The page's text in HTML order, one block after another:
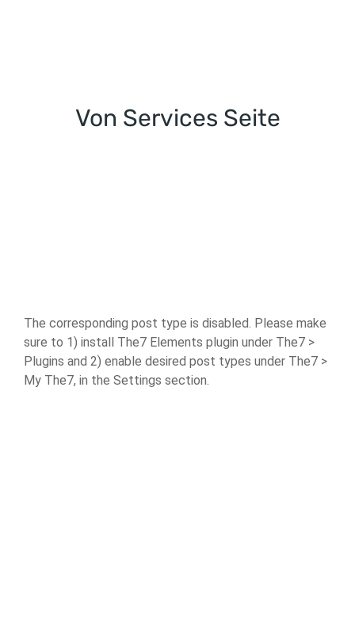
Von Services Seite
The corresponding post type is disabled. Please make
sure to 1) install The7 Elements plugin under The7 >
Plugins and 2) enable desired post types under The7 >
My The7, in the Settings section.